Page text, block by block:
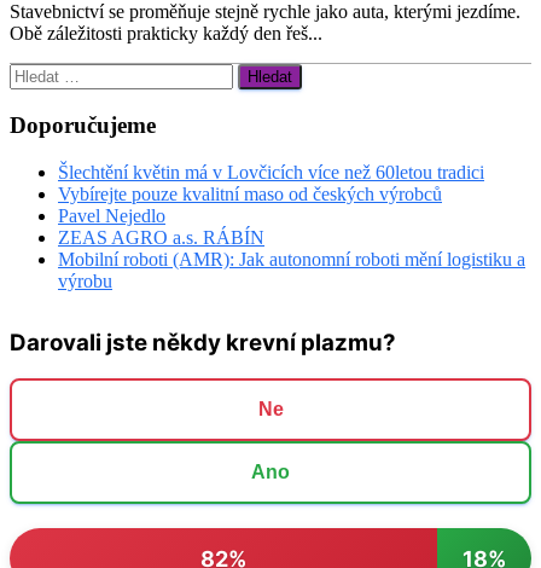
Stavebnictví se proměňuje stejně rychle jako auta, kterými jezdíme.
Obě záležitosti prakticky každý den řeš...
Vyhledávání
Doporučujeme
Šlechtění květin má v Lovčicích více než 60letou tradici
Vybírejte pouze kvalitní maso od českých výrobců
Pavel Nejedlo
ZEAS AGRO a.s. RÁBÍN
Mobilní roboti (AMR): Jak autonomní roboti mění logistiku a
výrobu
Darovali jste někdy krevní plazmu?
Ne
Ano
82% 18%